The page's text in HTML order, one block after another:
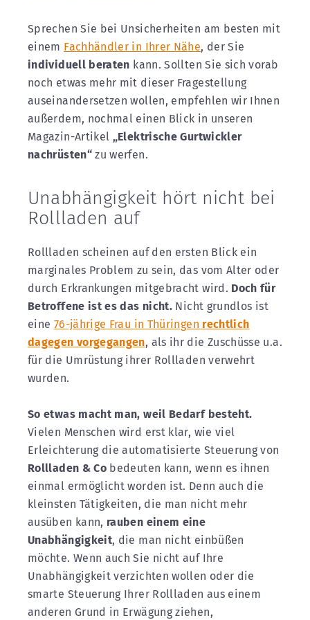
Sprechen Sie bei Unsicherheiten am besten mit
einem Fachhändler in Ihrer Nähe, der Sie
individuell beraten kann. Sollten Sie sich vorab
noch etwas mehr mit dieser Fragestellung
auseinandersetzen wollen, empfehlen wir Ihnen
außerdem, nochmal einen Blick in unseren
Magazin-Artikel „Elektrische Gurtwickler
nachrüsten“zu werfen.
Unabhängigkeit hört nicht bei
Rollladen auf
Rollladen scheinen auf den ersten Blick ein
marginales Problem zu sein, das vom Alter oder
durch Erkrankungen mitgebracht wird. Doch für
Betroffene ist es das nicht. Nicht grundlos ist
eine 76-jährige Frau in Thüringen rechtlich
dagegen vorgegangen, als ihr die Zuschüsse u.a.
für die Umrüstung ihrer Rollladen verwehrt
wurden.
So etwas macht man, weil Bedarf besteht.
Vielen Menschen wird erst klar, wie viel
Erleichterung die automatisierte Steuerung von
Rollladen & Co bedeuten kann, wenn es ihnen
einmal ermöglicht worden ist. Denn auch die
kleinsten Tätigkeiten, die man nicht mehr
ausüben kann, rauben einem eine
Unabhängigkeit, die man nicht einbüßen
möchte. Wenn auch Sie nicht auf Ihre
Unabhängigkeit verzichten wollen oder die
smarte Steuerung Ihrer Rollladen aus einem
anderen Grund in Erwägung ziehen,